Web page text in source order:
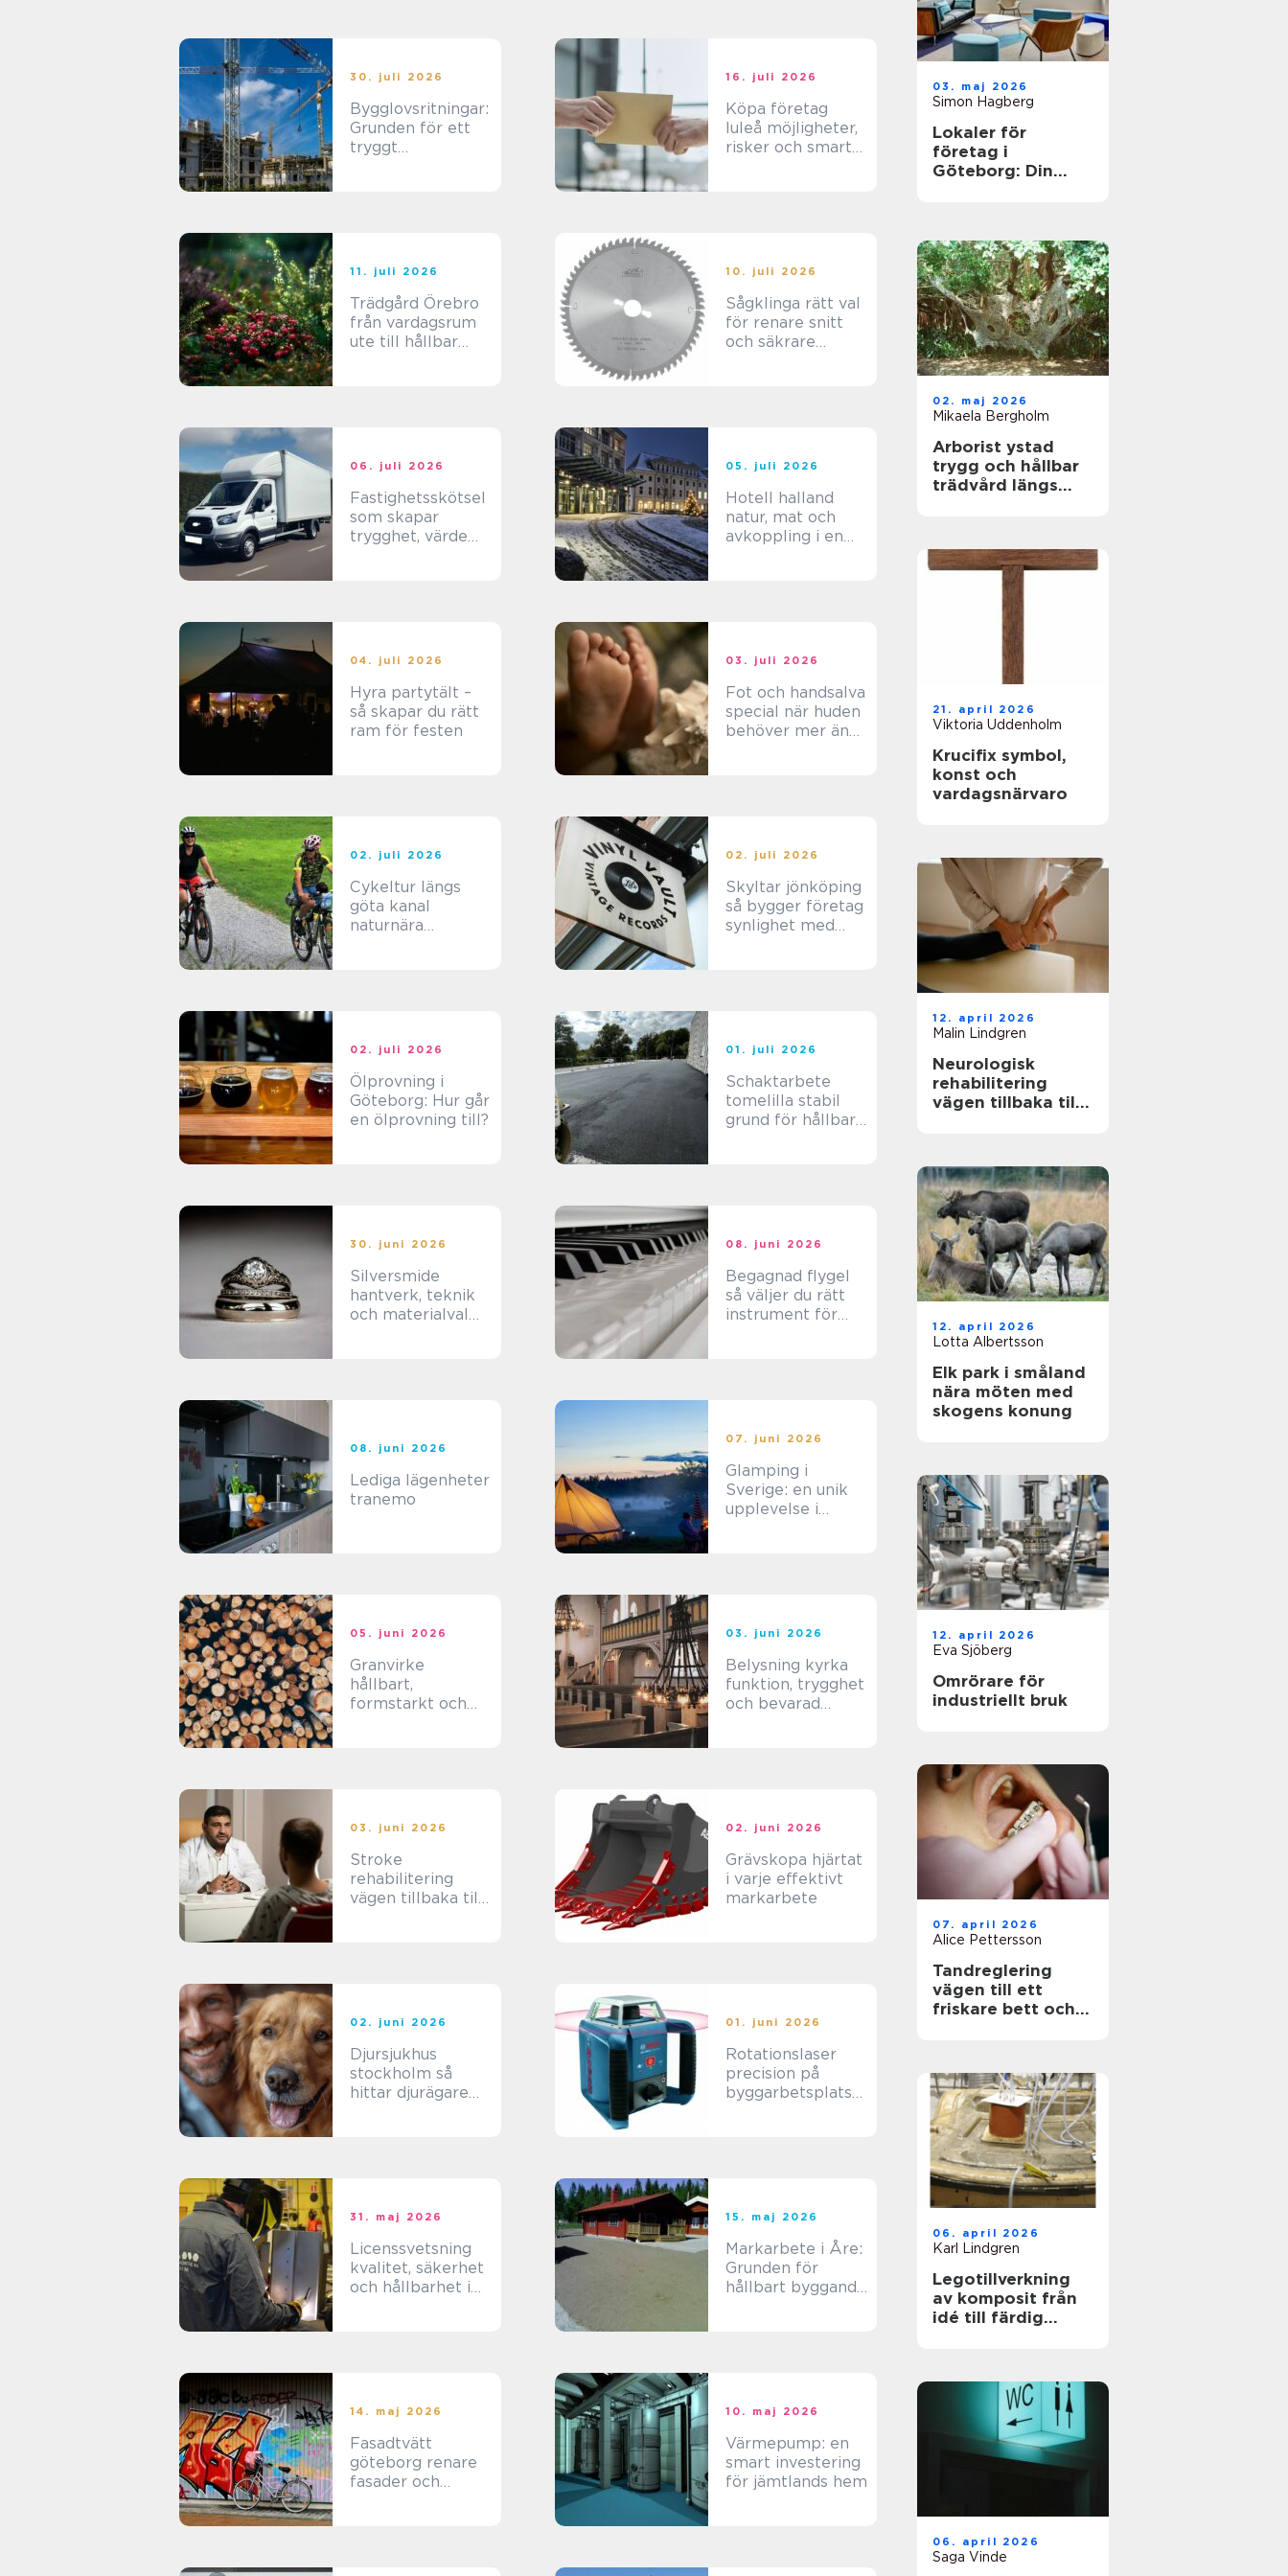
30. juli 2026
Bygglovsritningar:
Grunden för ett
tryggt
16. juli 2026
Köpa företag
luleå möjligheter,
risker och smarta
11. juli 2026
Trädgård Örebro
från vardagsrum
ute till hållbar
10. juli 2026
Sågklinga rätt val
för renare snitt
och säkrare
06. juli 2026
Fastighetsskötsel
som skapar
trygghet, värde
05. juli 2026
Hotell halland
natur, mat och
avkoppling i en
04. juli 2026
Hyra partytält –
så skapar du rätt
ram för festen
03. juli 2026
Fot och handsalva
special när huden
behöver mer än
02. juli 2026
Cykeltur längs
göta kanal
naturnära
02. juli 2026
Skyltar jönköping
så bygger företag
synlighet med
02. juli 2026
Ölprovning i
Göteborg: Hur går
en ölprovning till?
01. juli 2026
Schaktarbete
tomelilla stabil
grund för hållbara
30. juni 2026
Silversmide
hantverk, teknik
och materialval
08. juni 2026
Begagnad flygel
så väljer du rätt
instrument för
08. juni 2026
Lediga lägenheter
tranemo
07. juni 2026
Glamping i
Sverige: en unik
upplevelse i
05. juni 2026
Granvirke
hållbart,
formstarkt och
03. juni 2026
Belysning kyrka
funktion, trygghet
och bevarad
03. juni 2026
Stroke
rehabilitering
vägen tillbaka till
02. juni 2026
Grävskopa hjärtat
i varje effektivt
markarbete
02. juni 2026
Djursjukhus
stockholm så
hittar djurägare
01. juni 2026
Rotationslaser
precision på
byggarbetsplatse
31. maj 2026
Licenssvetsning
kvalitet, säkerhet
och hållbarhet i
15. maj 2026
Markarbete i Åre:
Grunden för
hållbart byggande
14. maj 2026
Fasadtvätt
göteborg renare
fasader och
10. maj 2026
Värmepump: en
smart investering
för jämtlands hem
03. maj 2026
Simon Hagberg
Lokaler för
företag i
Göteborg: Din
02. maj 2026
Mikaela Bergholm
Arborist ystad
trygg och hållbar
trädvård längs
21. april 2026
Viktoria Uddenholm
Krucifix symbol,
konst och
vardagsnärvaro
12. april 2026
Malin Lindgren
Neurologisk
rehabilitering
vägen tillbaka till
12. april 2026
Lotta Albertsson
Elk park i småland
nära möten med
skogens konung
12. april 2026
Eva Sjöberg
Omrörare för
industriellt bruk
07. april 2026
Alice Pettersson
Tandreglering
vägen till ett
friskare bett och
06. april 2026
Karl Lindgren
Legotillverkning
av komposit från
idé till färdig
06. april 2026
Saga Vinde